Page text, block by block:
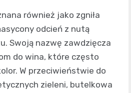
również jako zgniła
odcień z nutą
Swoją nazwę zawdzięcza
do wina, które często
W przeciwieństwie do
zieleni, butelkowa